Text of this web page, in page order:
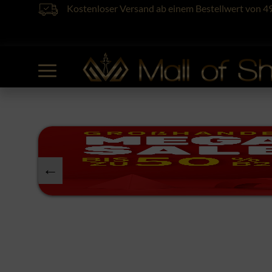
Kostenloser Versand ab einem Bestellwert von
prev